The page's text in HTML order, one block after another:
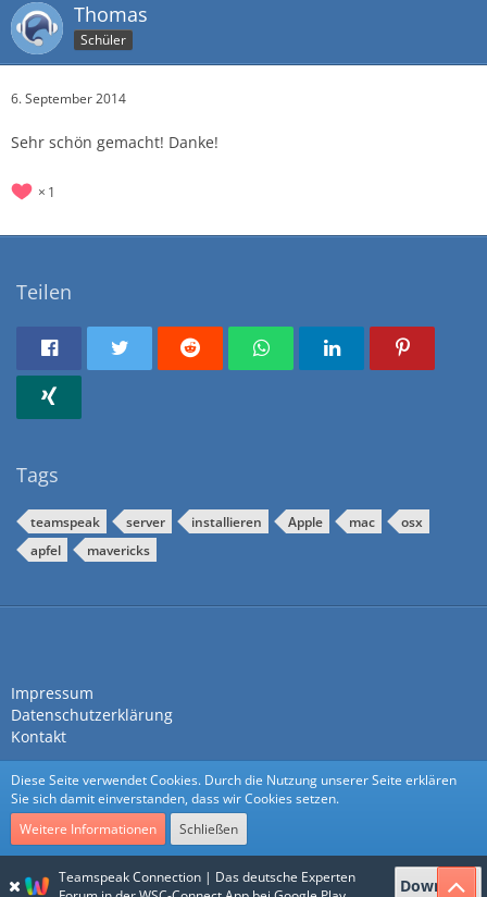
Thomas
Schüler
6. September 2014
Sehr schön gemacht! Danke!
1
Teilen
Tags
teamspeak server installieren Apple mac
osx
apfel
mavericks
Impressum
Datenschutzerklärung
Kontakt
Community-Software:WoltLab Suite™
Stil:Nexusvoncls-design
Teamspeak Connection | Das deutsche Experten
Download
Diese Seite verwendet Cookies. Durch die Nutzung unserer Seite erklären
Sie sich damit einverstanden, dass wir Cookies setzen.
Weitere Informationen
Schließen